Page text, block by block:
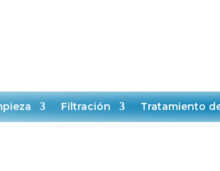
Filtración Tratamiento